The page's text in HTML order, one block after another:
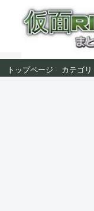
トップページ カテゴリ